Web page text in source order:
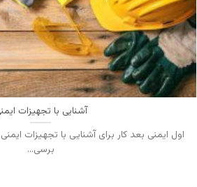
آشنایی با تجهیزات
اول ایمنی بعد کار برای آشنایی با تجهیزات
برسی...